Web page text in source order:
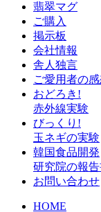
翡翠マグ
ご購入
掲示板
会社情報
舎人独言
ご愛用者の
おどろき!
赤外線実験
びっくり!
玉ネギの実験
韓国食品開発
研究院の報
お問い合わせ
HOME